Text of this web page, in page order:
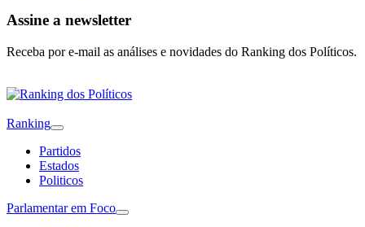
Assine a newsletter
Receba por e-mail as análises e novidades do Ranking dos Políticos.
Ranking
Partidos
Estados
Politicos
Parlamentar em Foco